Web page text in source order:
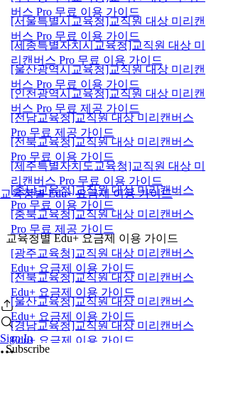
교육청별 Edu+ 요금제 이용 가이드
Sign In
버스 Pro 무료 이용 가이드
[서울특별시교육청]교직원 대상 미리캔
버스 Pro 무료 이용 가이드
[세종특별자치시교육청]교직원 대상 미
리캔버스 Pro 무료 이용 가이드
[울산광역시교육청]교직원 대상 미리캔
버스 Pro 무료 이용 가이드
[인천광역시교육청]교직원 대상 미리캔
버스 Pro 무료 제공 가이드
[전남교육청]교직원 대상 미리캔버스
Pro 무료 제공 가이드
[전북교육청]교직원 대상 미리캔버스
Pro 무료 이용 가이드
[제주특별자치도교육청]교직원 대상 미
리캔버스 Pro 무료 이용 가이드
[충남교육청]교직원 대상 미리캔버스
Pro 무료 이용 가이드
[충북교육청]교직원 대상 미리캔버스
Pro 무료 제공 가이드
교육청별 Edu+ 요금제 이용 가이드
[광주교육청]교직원 대상 미리캔버스
Edu+ 요금제 이용 가이드
[전북교육청]교직원 대상 미리캔버스
Edu+ 요금제 이용 가이드
[울산교육청]교직원 대상 미리캔버스
Edu+ 요금제 이용 가이드
[경남교육청]교직원 대상 미리캔버스
Edu+ 요금제 이용 가이드
Subscribe